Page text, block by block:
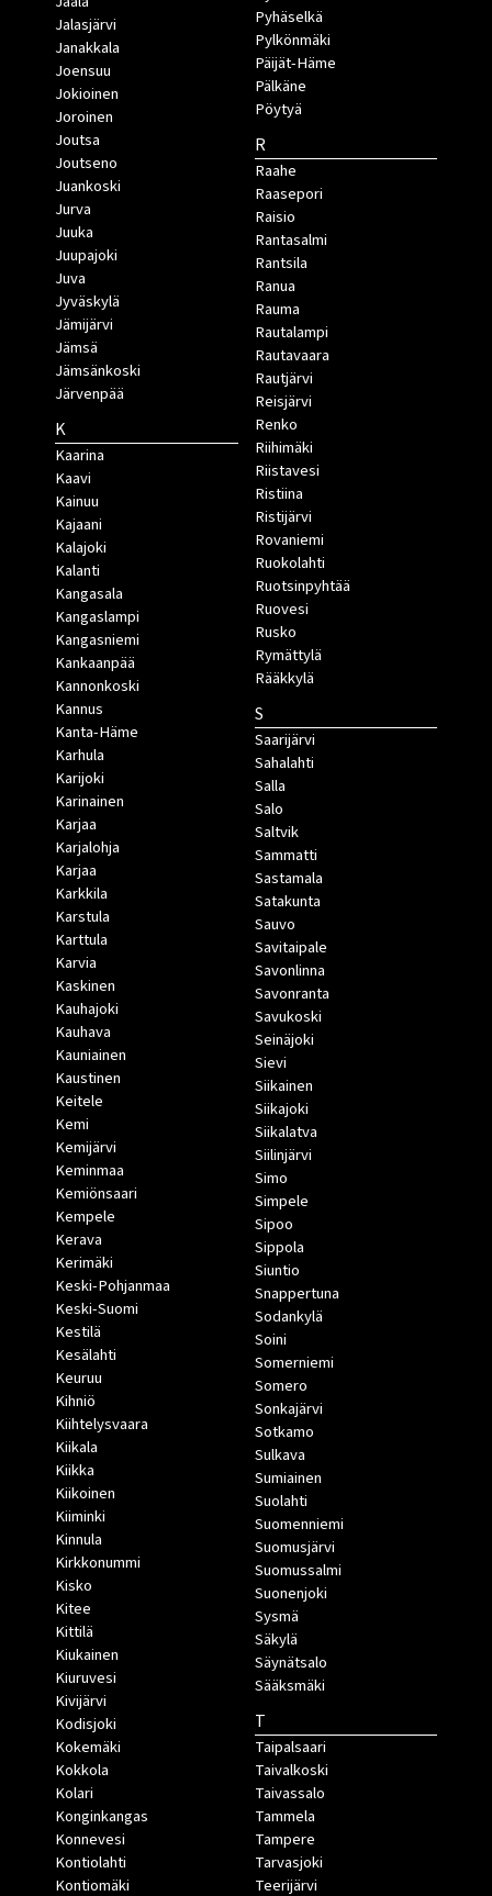
Jalasjärvi
Janakkala
Joensuu
Jokioinen
Joroinen
Joutsa
Joutseno
Juankoski
Jurva
Juuka
Juupajoki
Juva
Jyväskylä
Jämijärvi
Jämsä
Jämsänkoski
Järvenpää
K
Kaarina
Kaavi
Kainuu
Kajaani
Kalajoki
Kalanti
Kangasala
Kangaslampi
Kangasniemi
Kankaanpää
Kannonkoski
Kannus
Kanta-Häme
Karhula
Karijoki
Karinainen
Karjaa
Karjalohja
Karjaa
Karkkila
Karstula
Karttula
Karvia
Kaskinen
Kauhajoki
Kauhava
Kauniainen
Kaustinen
Keitele
Kemi
Kemijärvi
Keminmaa
Kemiönsaari
Kempele
Kerava
Kerimäki
Keski-Pohjanmaa
Keski-Suomi
Kestilä
Kesälahti
Keuruu
Kihniö
Kiihtelysvaara
Kiikala
Kiikka
Kiikoinen
Kiiminki
Kinnula
Kirkkonummi
Kisko
Kitee
Kittilä
Kiukainen
Kiuruvesi
Kivijärvi
Kodisjoki
Kokemäki
Kokkola
Kolari
Konginkangas
Konnevesi
Kontiolahti
Kontiomäki
Pyhäselkä
Pylkönmäki
Päijät-Häme
Pälkäne
Pöytyä
R
Raahe
Raasepori
Raisio
Rantasalmi
Rantsila
Ranua
Rauma
Rautalampi
Rautavaara
Rautjärvi
Reisjärvi
Renko
Riihimäki
Riistavesi
Ristiina
Ristijärvi
Rovaniemi
Ruokolahti
Ruotsinpyhtää
Ruovesi
Rusko
Rymättylä
Rääkkylä
S
Saarijärvi
Sahalahti
Salla
Salo
Saltvik
Sammatti
Sastamala
Satakunta
Sauvo
Savitaipale
Savonlinna
Savonranta
Savukoski
Seinäjoki
Sievi
Siikainen
Siikajoki
Siikalatva
Siilinjärvi
Simo
Simpele
Sipoo
Sippola
Siuntio
Snappertuna
Sodankylä
Soini
Somerniemi
Somero
Sonkajärvi
Sotkamo
Sulkava
Sumiainen
Suolahti
Suomenniemi
Suomusjärvi
Suomussalmi
Suonenjoki
Sysmä
Säkylä
Säynätsalo
Sääksmäki
T
Taipalsaari
Taivalkoski
Taivassalo
Tammela
Tampere
Tarvasjoki
Teerijärvi